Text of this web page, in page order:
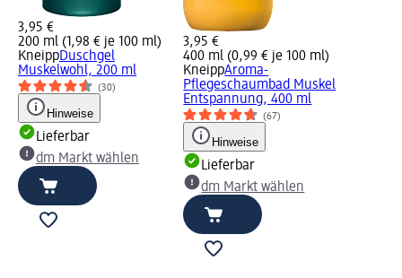
3,95 €
200 ml (1,98 € je 100 ml)
KneippDuschgel
Muskelwohl, 200 ml
(30)
Hinweise
Lieferbar
dm Markt wählen
3,95 €
400 ml (0,99 € je 100 ml)
KneippAroma-
Pflegeschaumbad Muskel
Entspannung, 400 ml
(67)
Hinweise
Lieferbar
dm Markt wählen